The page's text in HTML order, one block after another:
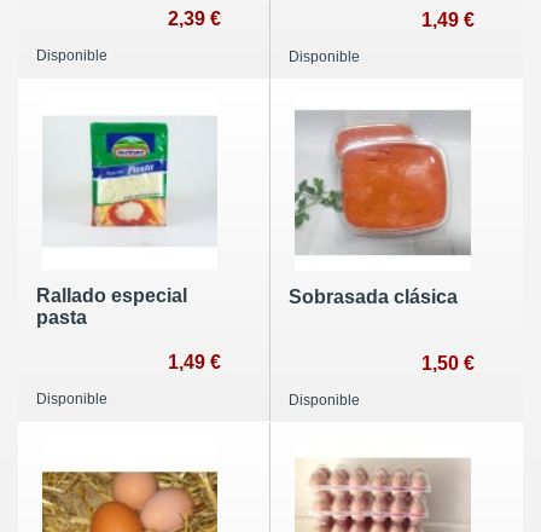
2,39 €
Disponible
1,49 €
Disponible
Rallado especial
pasta
1,49 €
Disponible
Sobrasada clásica
1,50 €
Disponible